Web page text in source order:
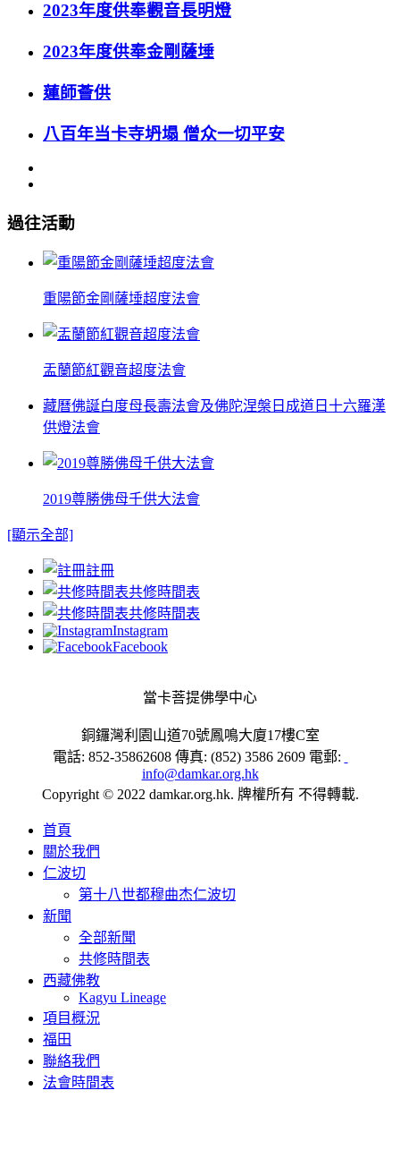
2023年度供奉觀音長明燈
2023年度供奉金剛薩埵
蓮師薈供
八百年当卡寺坍塌 僧众一切平安
過往活動
重陽節金剛薩埵超度法會
盂蘭節紅觀音超度法會
藏曆佛誕白度母長壽法會及佛陀涅槃日成道日十六羅漢
供燈法會
2019尊勝佛母千供大法會
[顯示全部]
註冊
共修時間表
共修時間表
Instagram
Facebook
當卡菩提佛學中心
銅鑼灣利園山道70號鳳鳴大廈17樓C室
電話: 852-35862608 傳真: (852) 3586 2609 電郵:
info@damkar.org.hk
Copyright © 2022 damkar.org.hk. 牌權所有 不得轉載.
首頁
關於我們
仁波切
第十八世都穆曲杰仁波切
新聞
全部新聞
共修時間表
西藏佛教
Kagyu Lineage
項目概況
福田
聯絡我們
法會時間表